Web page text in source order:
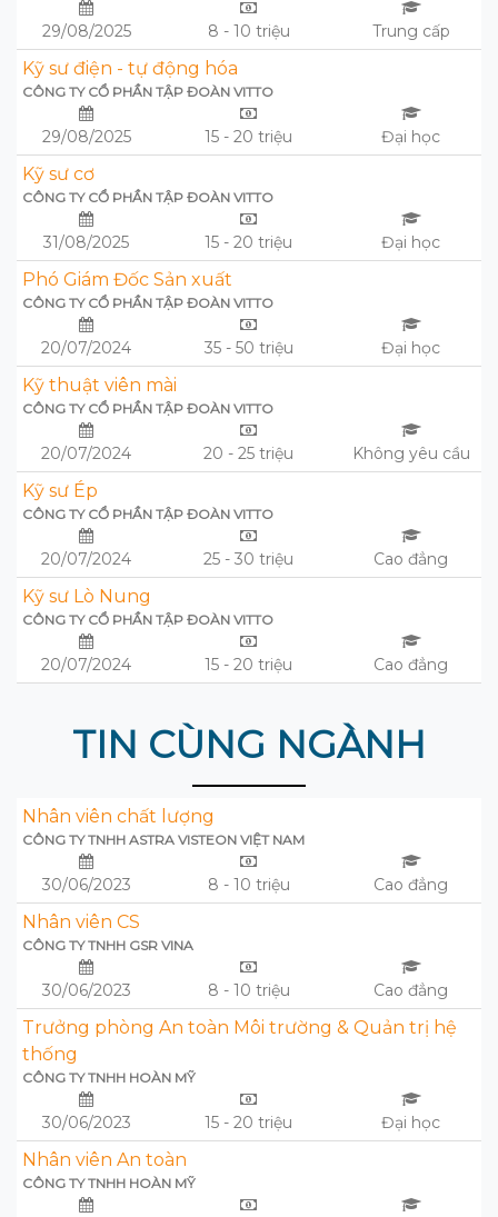
29/08/2025 8 - 10 triệu Trung cấp
Kỹ sư điện - tự động hóa
CÔNG TY CỔ PHẦN TẬP ĐOÀN VITTO
29/08/2025 15 - 20 triệu Đại học
Kỹ sư cơ
CÔNG TY CỔ PHẦN TẬP ĐOÀN VITTO
31/08/2025 15 - 20 triệu Đại học
Phó Giám Đốc Sản xuất
CÔNG TY CỔ PHẦN TẬP ĐOÀN VITTO
20/07/2024 35 - 50 triệu Đại học
Kỹ thuật viên mài
CÔNG TY CỔ PHẦN TẬP ĐOÀN VITTO
20/07/2024 20 - 25 triệu Không yêu cầu
Kỹ sư Ép
CÔNG TY CỔ PHẦN TẬP ĐOÀN VITTO
20/07/2024 25 - 30 triệu Cao đẳng
Kỹ sư Lò Nung
CÔNG TY CỔ PHẦN TẬP ĐOÀN VITTO
20/07/2024 15 - 20 triệu Cao đẳng
TIN CÙNG NGÀNH
Nhân viên chất lượng
CÔNG TY TNHH ASTRA VISTEON VIỆT NAM
30/06/2023 8 - 10 triệu Cao đẳng
Nhân viên CS
CÔNG TY TNHH GSR VINA
30/06/2023 8 - 10 triệu Cao đẳng
Trưởng phòng An toàn Môi trường & Quản trị hệ
thống
CÔNG TY TNHH HOÀN MỸ
30/06/2023 15 - 20 triệu Đại học
Nhân viên An toàn
CÔNG TY TNHH HOÀN MỸ